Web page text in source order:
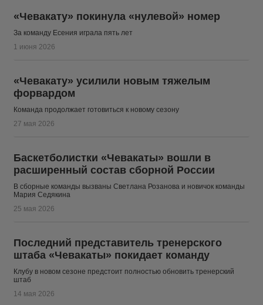
«Чевакату» покинула «нулевой» номер
За команду Есения играла пять лет
1 июня 2026
«Чевакату» усилили новым тяжелым
форвардом
Команда продолжает готовиться к новому сезону
27 мая 2026
Баскетболистки «Чевакаты» вошли в
расширенный состав сборной России
В сборные команды вызваны Светлана Розанова и новичок команды
Мария Седякина
25 мая 2026
Последний представитель тренерского
штаба «Чевакаты» покидает команду
Клубу в новом сезоне предстоит полностью обновить тренерский
штаб
14 мая 2026